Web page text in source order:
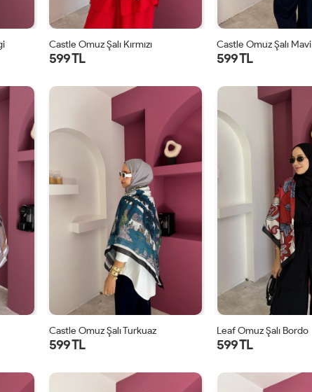
STD
Castle Omuz Şalı Kırmızı
599 TL
STD
Castle Omuz Şalı Mavi
599 TL
STD
Castle Omuz Şalı Turkuaz
599 TL
STD
Leaf Omuz Şalı Bordo
599 TL